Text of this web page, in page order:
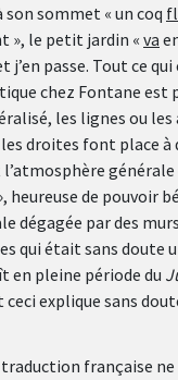
son sommet « un coq
», le petit jardin «va
j’en passe. Tout ce
chez Fontane est
les lignes ou
droites font place à
l’atmosphère générale
heureuse de pouvoir
dégagée par des
qui était sans doute
en pleine période du
ceci explique sans
française